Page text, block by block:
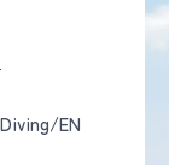
EN